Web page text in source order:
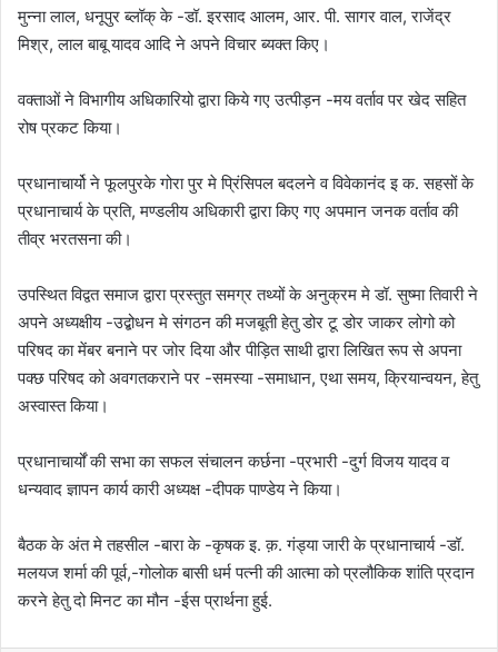
मुन्ना लाल, धनूपुर ब्लॉक् के -डॉ. इरसाद आलम, आर. पी. सागर वाल, राजेंद्र
मिश्र, लाल बाबू यादव आदि ने अपने विचार ब्यक्त किए।
वक्ताओं ने विभागीय अधिकारियो द्वारा किये गए उत्पीड़न -मय वर्ताव पर खेद सहित
रोष प्रकट किया।
प्रधानाचार्यो ने फूलपुरके गोरा पुर मे प्रिंसिपल बदलने व विवेकानंद इ क. सहसों के
प्रधानाचार्य के प्रति, मण्डलीय अधिकारी द्वारा किए गए अपमान जनक वर्ताव की
तीव्र भरतसना की।
उपस्थित विद्वत समाज द्वारा प्रस्तुत समग्र तथ्यों के अनुक्रम मे डॉ. सुष्मा तिवारी ने
अपने अध्यक्षीय -उद्बोधन मे संगठन की मजबूती हेतु डोर टू डोर जाकर लोगो को
परिषद का मेंबर बनाने पर जोर दिया और पीड़ित साथी द्वारा लिखित रूप से अपना
पक्छ परिषद को अवगतकराने पर -समस्या -समाधान, एथा समय, क्रियान्वयन, हेतु
अस्वास्त किया।
प्रधानाचार्यों की सभा का सफल संचालन कर्छना -प्रभारी -दुर्ग विजय यादव व
धन्यवाद ज्ञापन कार्य कारी अध्यक्ष -दीपक पाण्डेय ने किया।
बैठक के अंत मे तहसील -बारा के -कृषक इ. क़. गंड्या जारी के प्रधानाचार्य -डॉ.
मलयज शर्मा की पूर्व,-गोलोक बासी धर्म पत्नी की आत्मा को प्रलौकिक शांति प्रदान
करने हेतु दो मिनट का मौन -ईस प्रार्थना हुई.